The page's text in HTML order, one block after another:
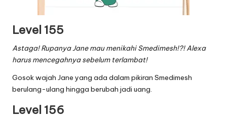
Level 155
Astaga! Rupanya Jane mau menikahi Smedimesh!?! Alexa
harus mencegahnya sebelum terlambat!
Gosok wajah Jane yang ada dalam pikiran Smedimesh
berulang-ulang hingga berubah jadi uang.
Level 156